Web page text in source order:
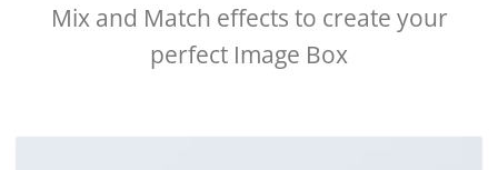
Mix and Match effects to create your
perfect Image Box